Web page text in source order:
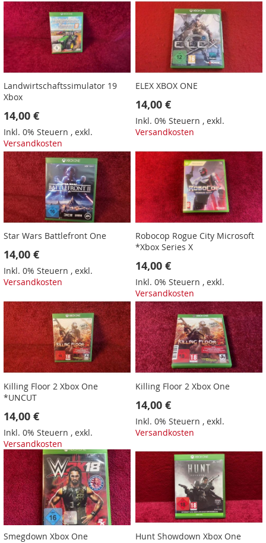
Landwirtschaftssimulator 19
Xbox
14,00 €
Inkl. 0% Steuern , exkl.
Versandkosten
ELEX XBOX ONE
14,00 €
Inkl. 0% Steuern ,exkl.
Versandkosten
Star Wars Battlefront One
14,00 €
Inkl. 0% Steuern , exkl.
Versandkosten
Robocop Rogue City Microsoft
*Xbox Series X
14,00 €
Inkl. 0% Steuern ,exkl.
Versandkosten
Killing Floor 2 Xbox One
*UNCUT
14,00 €
Inkl. 0% Steuern , exkl.
Versandkosten
Killing Floor 2 Xbox One
14,00 €
Inkl. 0% Steuern ,exkl.
Versandkosten
Smegdown Xbox One Hunt Showdown Xbox One